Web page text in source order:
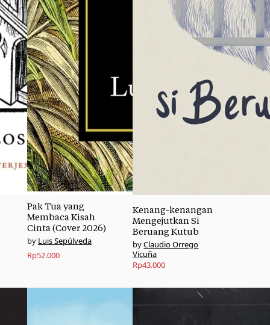
Pak Tua yang
Membaca Kisah
Cinta (Cover 2026)
Luis Sepúlveda
Rp52.000
Kenang-kenangan
Mengejutkan Si
Beruang Kutub
Claudio Orrego
Vicuña
Rp43.000